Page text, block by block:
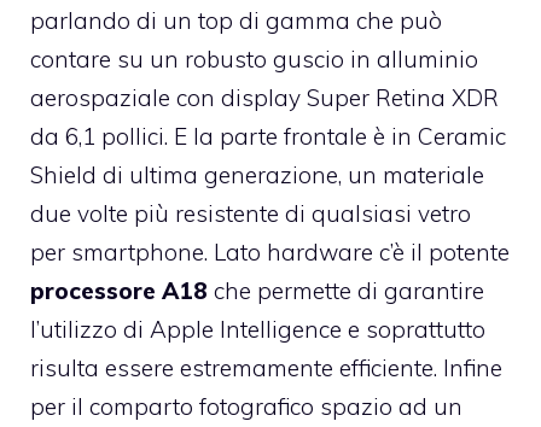
parlando di un top di gamma che può
contare su un robusto guscio in alluminio
aerospaziale con display Super Retina XDR
da 6,1 pollici. E la parte frontale è in Ceramic
Shield di ultima generazione, un materiale
due volte più resistente di qualsiasi vetro
per smartphone. Lato hardware c’è il potente
processore A18 che permette di garantire
l’utilizzo di Apple Intelligence e soprattutto
risulta essere estremamente efficiente. Infine
per il comparto fotografico spazio ad un